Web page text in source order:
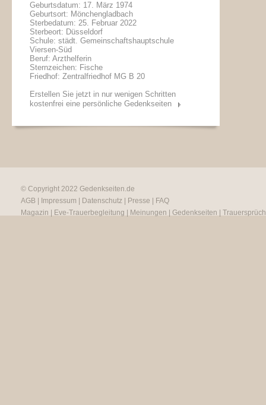
Geburtsdatum: 17. März 1974
Geburtsort: Mönchengladbach
Sterbedatum: 25. Februar 2022
Sterbeort: Düsseldorf
Schule: städt. Gemeinschaftshauptschule
Viersen-Süd
Beruf: Arzthelferin
Sternzeichen: Fische
Friedhof: Zentralfriedhof MG B 20
Erstellen Sie jetzt in nur wenigen Schritten
kostenfrei eine persönliche Gedenkseiten
© Copyright 2022 Gedenkseiten.de
AGB
Impressum Datenschutz Presse
FAQ
Magazin
Eve-Trauerbegleitung Meinungen Gedenkseiten